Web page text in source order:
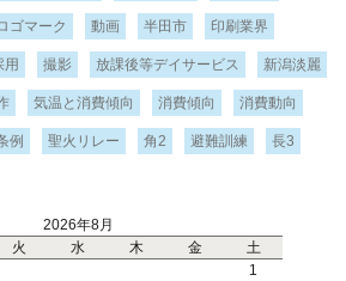
ゴマーク 動画 半田市 印刷業界
用 撮影 放課後等デイサービス 新潟淡麗
気温と消費傾向 消費傾向 消費動向
例 聖火リレー 角2 避難訓練 長3
2026年8月
火 水 木 金 土
1